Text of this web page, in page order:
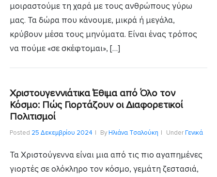
μοιραστούμε τη χαρά με τους ανθρώπους γύρω
μας. Τα δώρα που κάνουμε, μικρά ή μεγάλα,
κρύβουν μέσα τους μηνύματα. Είναι ένας τρόπος
να πούμε «σε σκέφτομαι», […]
Χριστουγεννιάτικα Έθιμα από Όλο τον
Κόσμο: Πώς Γιορτάζουν οι Διαφορετικοί
Πολιτισμοί
Posted 25 Δεκεμβρίου 2024 ByΗλιάνα Τσαλούκη UnderΓενικά
Τα Χριστούγεννα είναι μια από τις πιο αγαπημένες
γιορτές σε ολόκληρο τον κόσμο, γεμάτη ζεστασιά,